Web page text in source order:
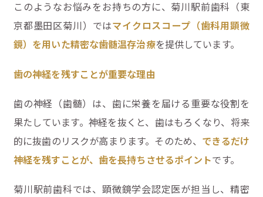
このようなお悩みをお持ちの方に、菊川駅前歯科（東
京都墨田区菊川）ではマイクロスコープ（歯科用顕微
鏡）を用いた精密な歯髄温存治療を提供しています。
歯の神経を残すことが重要な理由
歯の神経（歯髄）は、歯に栄養を届ける重要な役割を
果たしています。神経を抜くと、歯はもろくなり、将来
的に抜歯のリスクが高まります。そのため、 できるだけ
神経を残すことが、歯を長持ちさせるポイントです。
菊川駅前歯科では、顕微鏡学会認定医が担当し、精密